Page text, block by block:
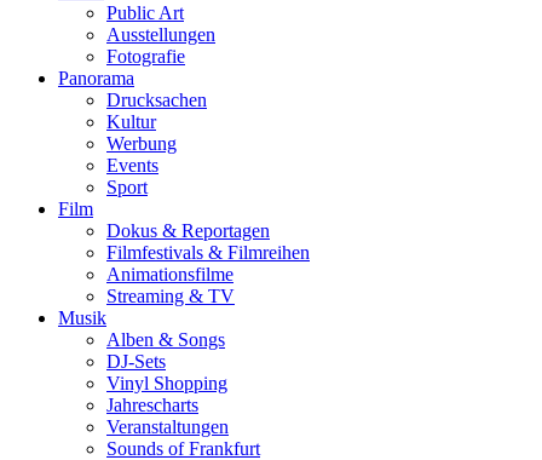
Public Art
Ausstellungen
Fotografie
Panorama
Drucksachen
Kultur
Werbung
Events
Sport
Film
Dokus & Reportagen
Filmfestivals & Filmreihen
Animationsfilme
Streaming & TV
Musik
Alben & Songs
DJ-Sets
Vinyl Shopping
Jahrescharts
Veranstaltungen
Sounds of Frankfurt